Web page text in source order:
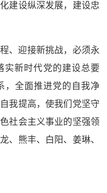
建设纵深发展，建设忠
、迎接新挑战，必须永
实新时代党的建设总要
，全面推进党的自我净
我提高，使我们党坚守
社会主义事业的坚强领
、熊丰、白阳、姜琳、